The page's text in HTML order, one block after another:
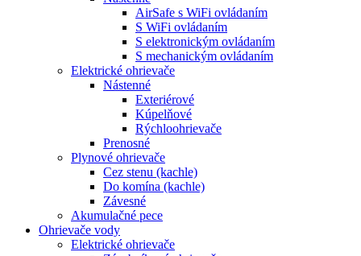
AirSafe s WiFi ovládaním
S WiFi ovládaním
S elektronickým ovládaním
S mechanickým ovládaním
Elektrické ohrievače
Nástenné
Exteriérové
Kúpelňové
Rýchloohrievače
Prenosné
Plynové ohrievače
Cez stenu (kachle)
Do komína (kachle)
Závesné
Akumulačné pece
Ohrievače vody
Elektrické ohrievače